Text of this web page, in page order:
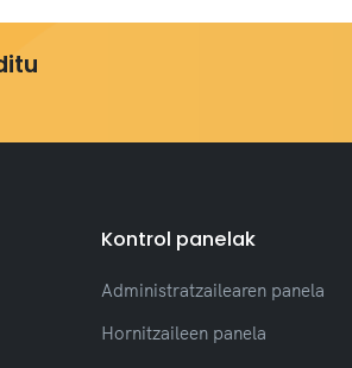
Kontrol panelak
Administratzailearen panela
Hornitzaileen panela